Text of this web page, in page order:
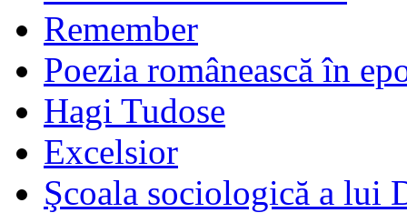
Remember
Poezia românească în
Hagi Tudose
Excelsior
Şcoala sociologică a lui